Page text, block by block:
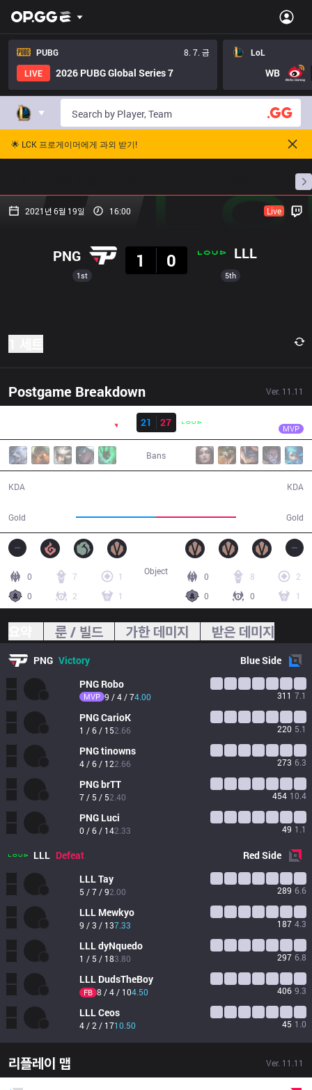
PUBG
8. 7. 금
LIVE
2026 PUBG Global Series 7
LoL
WB
🌟 LCK 프로게이머에게 과외 받기!
프로빌
2021년 6월 19일 16:00 Live
1st
PNG
1
0 LLL
5th
Postgame Breakdown Ver. 11.11
21
27 MVP
Bans
KDA
Gold Gold
KDA
0 7
1
0
2 1
0 8
2
0
0 1
Object
룬 / 빌드 가한 데미지 받은 데미지
PNG Victory BlueSide
PNG Robo
MVP 9 / 4 / 74.00 311 7.1
PNGCarioK
1 / 6 / 152.66 220 5.1
PNGtinowns
4 / 6 / 122.66 273 6.3
PNGbrTT
7 / 5 / 52.40 454 10.4
PNG Luci
0 / 6 / 142.33 49 1.1
LLL Defeat RedSide
LLLTay
5 / 7 / 92.00 289 6.6
LLL Mewkyo
9 / 3 / 137.33 187 4.3
LLLdyNquedo
1 / 5 / 183.80 297 6.8
LLL DudsTheBoy
FB 8 / 4 / 104.50 406 9.3
LLLCeos
4 / 2 / 1710.50 45 1.0
리플레이 맵 Ver. 11.11